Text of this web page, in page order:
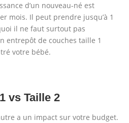
d’un nouveau-né est
mois. Il peut prendre jusqu’à 1
il ne faut surtout pas
entrepôt de couches taille 1
votre bébé.
vs Taille 2
a un impact sur votre budget.